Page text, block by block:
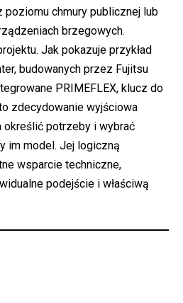
chmury publicznej lub
brzegowych.
Jak pokazuje przykład
budowanych przez Fujitsu
PRIMEFLEX, klucz do
zdecydowanie wyjściowa
określić potrzeby i wybrać
im model. Jej logiczną
wsparcie techniczne,
podejście i właściwą